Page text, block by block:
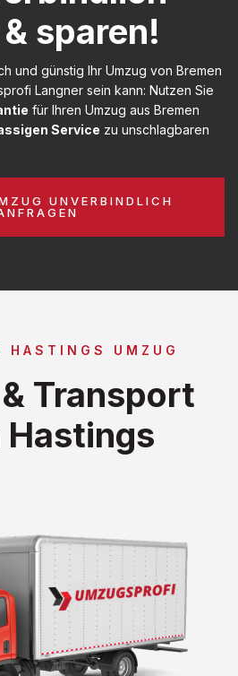
sparen!
und günstig Ihr Umzug von Bremen
Langner sein kann: Nutzen Sie
für Ihren Umzug aus Bremen
Service zu unschlagbaren
UNVERBINDLICH
HASTINGS UMZUG
Transport
Hastings